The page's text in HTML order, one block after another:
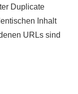
Duplicate
Inhalt
URLs sind